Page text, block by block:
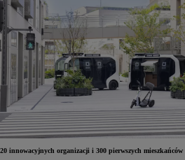
20 innowacyjnych organizacji i 300 pierwszych mieszkańców